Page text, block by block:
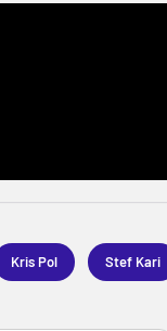
Kris Pol Stef Kari